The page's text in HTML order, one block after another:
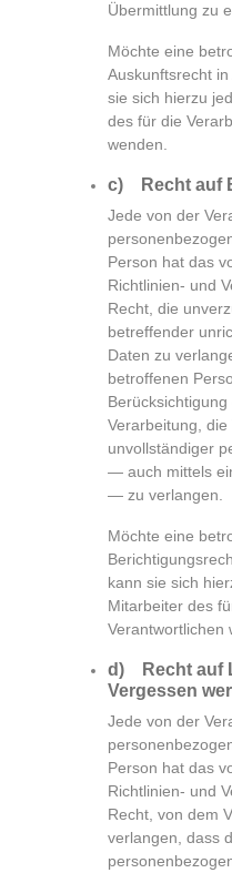
Übermittlung zu
Möchte eine
Auskunftsrecht
sie sich hierzu
des für die
wenden.
c) Recht auf
Jede von der
Person hat das
Richtlinien- und
Recht, die
betreffender
Daten zu
betroffenen
Verarbeitung,
unvollständiger
— auch mittels
— zu verlangen.
Möchte eine
kann sie sich
Mitarbeiter des
Verantwortlichen
d) Recht auf
Vergessen
Jede von der
Person hat das
Richtlinien- und
Recht, von dem
verlangen, dass